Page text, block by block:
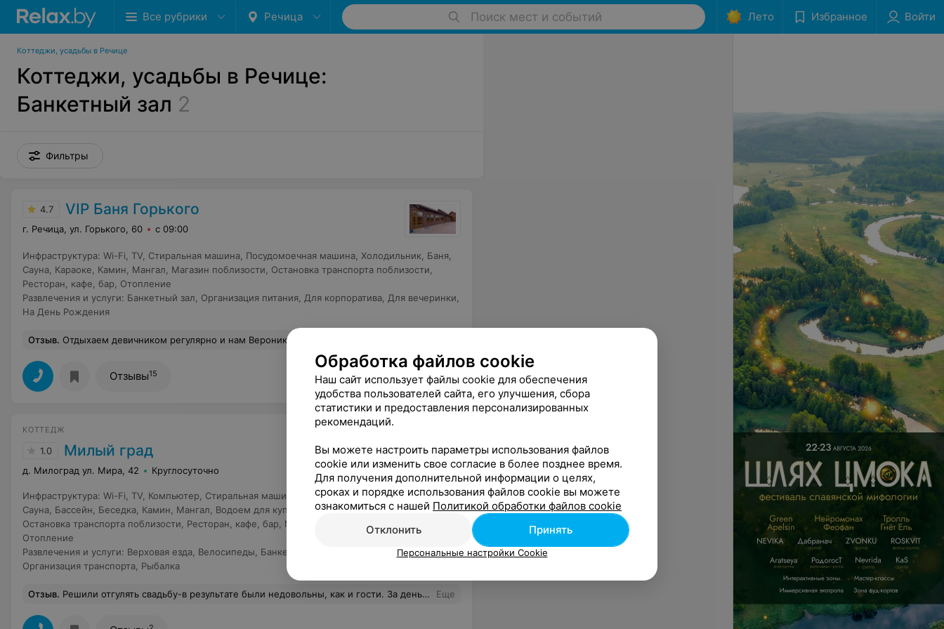
Все рубрики Речица Поиск мест и событий Лето Избранное Войти
Коттеджи, усадьбы в Речице
Коттеджи, усадьбы в Речице:
Банкетный зал 2
Фильтры
4.7 VIP Баня Горького
г. Речица, ул. Горького, 60 с 09:00
Инфраструктура: Wi-Fi TV Стиральная машина Посудомоечная машина Холодильник Баня
Сауна Караоке Камин Мангал Магазин поблизости Остановка транспорта поблизости
Ресторан, кафе, бар
Отопление
Развлечения и услуги: Банкетный зал Организация питания Для корпоратива Для вечеринки
На День Рождения
Отзыв. Отдыхаем девичником регулярно и нам Вероника делает скидку Ставлю тебе 5 звёзд и солнышко ☀️)))
Отзывы15
КОТТЕДЖ
1.0 Милый град
д. Милоград ул. Мира, 42 Круглосуточно
Инфраструктура: Wi-Fi TV Компьютер Стиральная машина Холодильник,Телефон ,Баня,
Сауна Бассейн Беседка Камин Мангал Водоем для купания Магазин поблизости,
Остановка транспорта поблизости
Ресторан, кафе, бар Музеи, исторические памятники
Отопление
Развлечения и услуги: Верховая езда Велосипеды Банкетный зал Организация питания,
Организация транспорта Рыбалка
Отзыв. Решили отгулять свадьбу-в результате были недовольны, как и гости. За деньги, которые у нас запросили, ничего впечатлительного:в заводской столовой подача лучше и вкуснее будет. Хозяева работают для себя, а гости должны подстраиваться. Естественно, вызвало неприязнь и неудобства. Из-за нехватки еды хотели нарезать свои овощи, мясную нарезку и т. д., на что нам ответили:"Вы создаёте нам лишние неудобства". Само место красивое, живописное. Но если учесть, что чувство праздника не присутствовало и отношение было Никакое, то, пожалуй, лучше бы отпраздновала у себя на даче: и веселее и раскованнее и вкусно! Не рекомендую. Еще
Обработка файлов cookie
Наш сайт использует файлы cookie для обеспечения
удобства пользователей сайта, его улучшения, сбора
статистики и предоставления персонализированных
рекомендаций.
Вы можете настроить параметры использования файлов
cookie или изменить свое согласие в более позднее время.
Для получения дополнительной информации о целях,
сроках и порядке использования файлов cookie вы можете
ознакомиться с нашей Политикой обработки файлов cookie
Отклонить
Принять
Персональные настройки Cookie